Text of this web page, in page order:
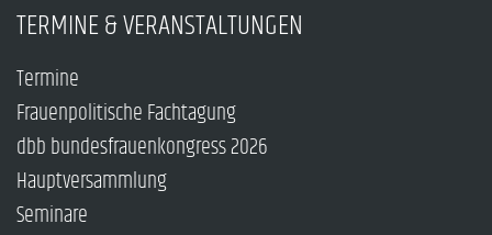
TERMINE & VERANSTALTUNGEN
Termine
Frauenpolitische Fachtagung
dbb bundesfrauenkongress 2026
Hauptversammlung
Seminare